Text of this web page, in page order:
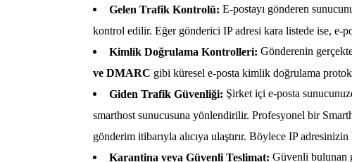
Gelen Trafik Kontrolü: E-postayı gönderen
kontrol edilir. Eğer gönderici IP adresi kara listede ise, e-
Kimlik Doğrulama Kontrolleri: Gönderenin
ve DMARC gibi küresel e-posta kimlik doğrulama
Giden Trafik Güvenliği: Şirket içi e-posta
smarthost sunucusuna yönlendirilir. Profesyonel bir
gönderim itibarıyla alıcıya ulaştırır. Böylece IP
Karantina veya Güvenli Teslimat: Güvenli bulunan